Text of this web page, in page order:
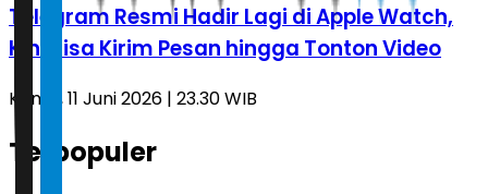
Telegram Resmi Hadir Lagi di Apple Watch,
Kini Bisa Kirim Pesan hingga Tonton Video
Kamis, 11 Juni 2026 | 23.30 WIB
Terpopuler